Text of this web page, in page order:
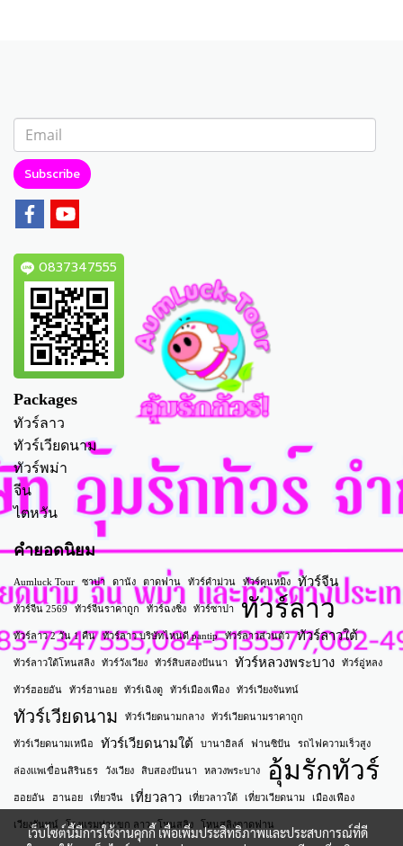
Subscribe
0837347555
Packages
ทัวร์ลาว
ทัวร์เวียดนาม
ทัวร์พม่า
จีน
ไตหวัน
คำยอดนิยม
Aumluck Tour ซาปา ดานัง ตาดฟาน ทัวร์คำม่วน ทัวร์คุนหมิง ทัวร์จีน
ทัวร์จีน 2569 ทัวร์จีนราคาถูก ทัวร์ฉงชิ่ง ทัวร์ซาปา ทัวร์ลาว
ทัวร์ลาว 2 วัน 1 คืน ทัวร์ลาว บริษัทไหนดี pantip ทัวร์ลาวส่วนตัว ทัวร์ลาวใต้
ทัวร์ลาวใต้โหนสลิง ทัวร์วังเวียง ทัวร์สิบสองปันนา ทัวร์หลวงพระบาง ทัวร์อู่หลง
ทัวร์ฮอยอัน ทัวร์ฮานอย ทัวร์เฉิงตู ทัวร์เมืองเฟือง ทัวร์เวียงจันทน์
ทัวร์เวียดนาม ทัวร์เวียดนามกลาง ทัวร์เวียดนามราคาถูก
ทัวร์เวียดนามเหนือ ทัวร์เวียดนามใต้ บานาฮิลล์ ฟานซิปัน รถไฟความเร็วสูง
ล่องแพเขื่อนสิรินธร วังเวียง สิบสองปันนา หลวงพระบาง อุ้มรักทัวร์
ฮอยอัน ฮานอย เที่ยวจีน เที่ยวลาว เที่ยวลาวใต้ เที่ยวเวียดนาม เมืองเฟือง
เวียงจันทน์ โรงแรมท่าแขก ลาว โหนสลิง โหนสลิงตาดฟาน
เว็บไซต์นี้มีการใช้งานคุกกี้ เพื่อเพิ่มประสิทธิภาพและประสบการณ์ที่ดี